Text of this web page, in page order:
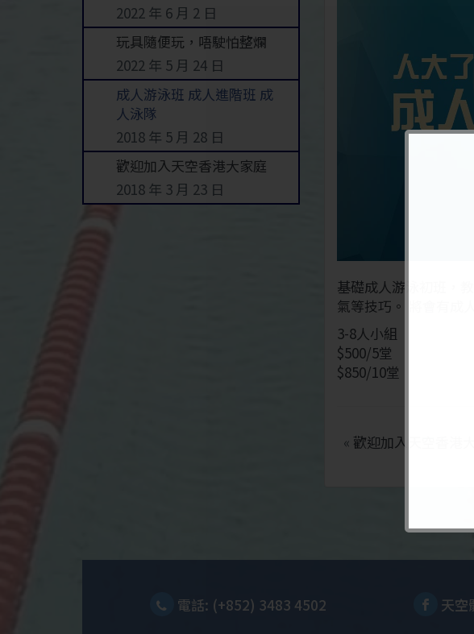
2022 年 6 月 2 日
玩具隨便玩，唔駛怕整爛
2022 年 5 月 24 日
成人游泳班 成人進階班 成
人泳隊
2018 年 5 月 28 日
歡迎加入天空香港大家庭
2018 年 3 月 23 日
基礎成人游泳初班，
氣等技巧。 將會有成
3-8人小組
$500/5堂
$850/10堂
« 歡迎加入天空香港大
電話: (+852) 3483 4502 天